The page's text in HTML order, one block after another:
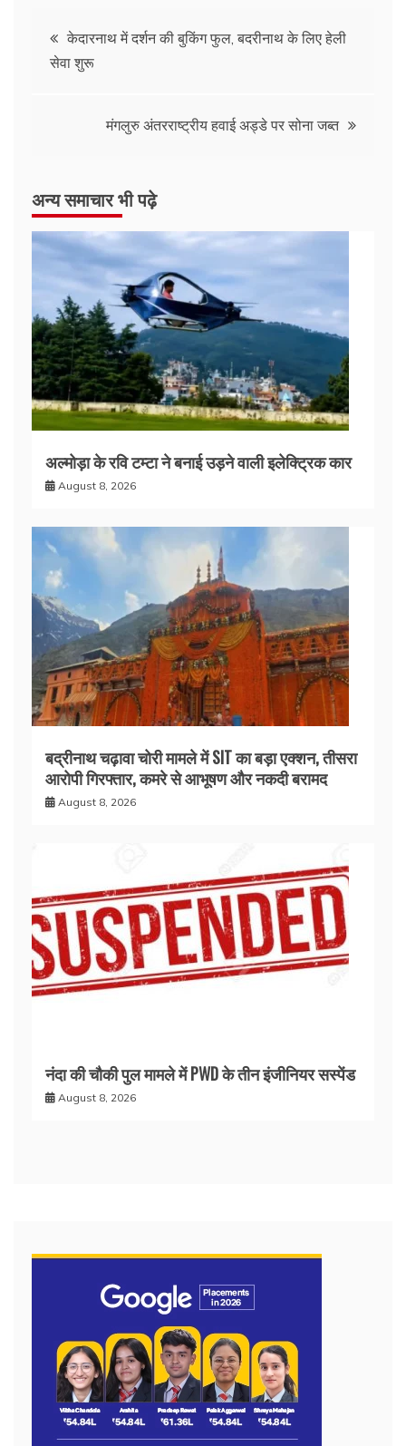
केदारनाथ में दर्शन की बुकिंग फुल, बदरीनाथ के लिए हेली
सेवा शुरू
मंगलुरु अंतरराष्ट्रीय हवाई अड्डे पर सोना जब्त
अन्य समाचार भी पढ़े
अल्मोड़ा के रवि टम्टा ने बनाई उड़ने वाली इलेक्ट्रिक कार
August 8, 2026
बद्रीनाथ चढ़ावा चोरी मामले में SIT का बड़ा एक्शन, तीसरा
आरोपी गिरफ्तार, कमरे से आभूषण और नकदी बरामद
August 8, 2026
नंदा की चौकी पुल मामले में PWD के तीन इंजीनियर सस्पेंड
August 8, 2026